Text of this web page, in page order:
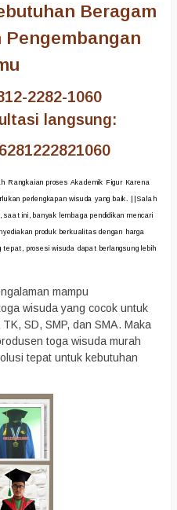
Beragam
Pengembangan
2282-1060
langsung:
Rangkaian proses Akademik Figur Karena
perlengkapan wisuda yang baik. ||Salah
ini, banyak lembaga pendidikan mencari
produk berkualitas dengan harga
prosesi wisuda dapat berlangsung lebih
mampu
wisuda yang cocok untuk
SD, SMP, dan SMA. Maka
toga wisuda murah
tepat untuk kebutuhan